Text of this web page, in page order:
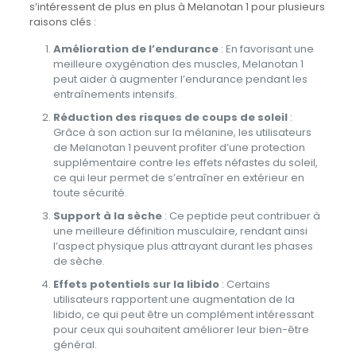
s’intéressent de plus en plus à Melanotan 1 pour plusieurs
raisons clés :
Amélioration de l’endurance: En favorisant une
meilleure oxygénation des muscles, Melanotan 1
peut aider à augmenter l’endurance pendant les
entraînements intensifs.
Réduction des risques de coups de soleil:
Grâce à son action sur la mélanine, les utilisateurs
de Melanotan 1 peuvent profiter d’une protection
supplémentaire contre les effets néfastes du soleil,
ce qui leur permet de s’entraîner en extérieur en
toute sécurité.
Support à la sèche: Ce peptide peut contribuer à
une meilleure définition musculaire, rendant ainsi
l’aspect physique plus attrayant durant les phases
de sèche.
Effets potentiels sur la libido: Certains
utilisateurs rapportent une augmentation de la
libido, ce qui peut être un complément intéressant
pour ceux qui souhaitent améliorer leur bien-être
général.